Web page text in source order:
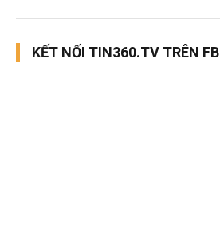
KẾT NỐI TIN360.TV TRÊN FB